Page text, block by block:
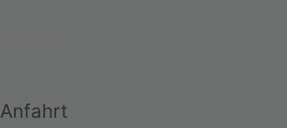
Anfahrt